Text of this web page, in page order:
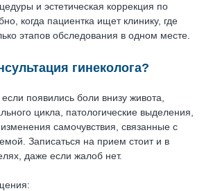
и эстетическая коррекция по
когда пациентка ищет клинику, где
этапов обследования в одном месте.
гинеколога?
появились боли внизу живота,
цикла, патологические выделения,
самочувствия, связанные с
Записаться на прием стоит и в
даже если жалоб нет.